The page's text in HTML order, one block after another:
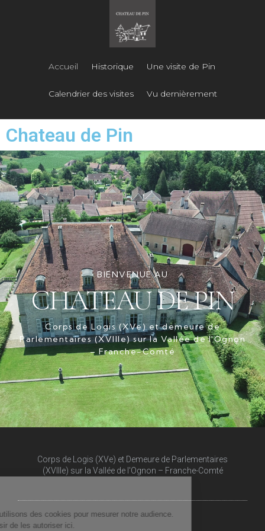
Accueil Historique Une visite de Pin
Calendrier des visites Vu dernièrement
Chateau de Pin
BIENVENUE AU
CHATEAU DE PIN
Corps de Logis (XVe) et demeure de
Parlementaires (XVIIIe) sur la Vallée de l'Ognon
– Franche-Comté
Corps de Logis (XVe) et Demeure de Parlementaires
(XVIIIe) sur la Vallée de l'Ognon – Franche-Comté​